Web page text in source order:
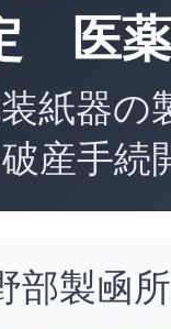
医
紙器
産手続
部製凾